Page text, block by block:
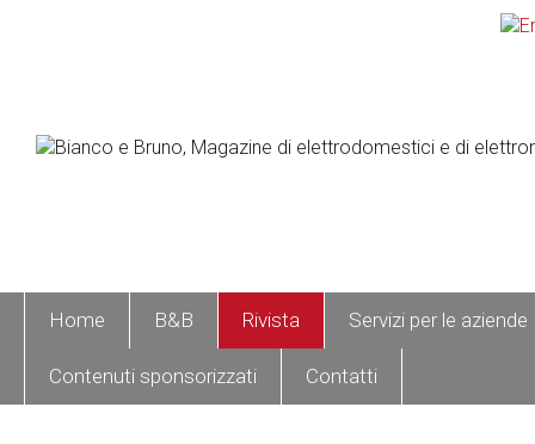
Home B&B Rivista Servizi per le aziende
Contenuti sponsorizzati Contatti